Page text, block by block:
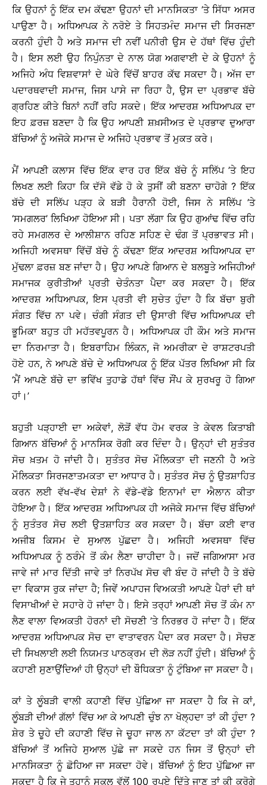
ਕਿ ਉਹਨਾਂ ਨੂੰ ਇੱਕ ਦਮ ਕੱਢਣਾ ਉਹਨਾਂ ਦੀ ਮਾਨਸਿਕਤਾ ’ਤੇ ਸਿੱਧਾ ਅਸਰ
ਪਾਉਣਾ ਹੈ। ਅਧਿਆਪਕ ਨੇ ਨਰੋਏ ਤੇ ਸਿਹਤਮੰਦ ਸਮਾਜ ਦੀ ਸਿਰਜਣਾ
ਕਰਨੀ ਹੁੰਦੀ ਹੈ ਅਤੇ ਸਮਾਜ ਦੀ ਨਵੀਂ ਪਨੀਰੀ ਉਸ ਦੇ ਹੱਥਾਂ ਵਿੱਚ ਹੁੰਦੀ
ਹੈ। ਇਸ ਲਈ ਉਹ ਨਿਪੁੰਨਤਾ ਦੇ ਨਾਲ ਯੋਗ ਅਗਵਾਈ ਦੇ ਕੇ ਉਹਨਾਂ ਨੂੰ
ਅਜਿਹੇ ਅੰਧ ਵਿਸ਼ਵਾਸਾਂ ਦੇ ਘੇਰੇ ਵਿੱਚੋਂ ਬਾਹਰ ਕੱਢ ਸਕਦਾ ਹੈ। ਅੱਜ ਦਾ
ਪਦਾਰਥਵਾਦੀ ਸਮਾਜ, ਜਿਸ ਪਾਸੇ ਜਾ ਰਿਹਾ ਹੈ, ਉਸ ਦਾ ਪ੍ਰਭਾਵ ਬੱਚੇ
ਗ੍ਰਹਿਣ ਕੀਤੇ ਬਿਨਾਂ ਨਹੀਂ ਰਹਿ ਸਕਦੇ। ਇੱਕ ਆਦਰਸ਼ ਅਧਿਆਪਕ ਦਾ
ਇਹ ਫ਼ਰਜ਼ ਬਣਦਾ ਹੈ ਕਿ ਉਹ ਆਪਣੀ ਸ਼ਖ਼ਸੀਅਤ ਦੇ ਪ੍ਰਭਾਵ ਦੁਆਰਾ
ਬੱਚਿਆਂ ਨੂੰ ਅਜੋਕੇ ਸਮਾਜ ਦੇ ਅਜਿਹੇ ਪ੍ਰਭਾਵ ਤੋਂ ਮੁਕਤ ਕਰੇ।
ਮੈਂ ਆਪਣੀ ਕਲਾਸ ਵਿੱਚ ਇੱਕ ਵਾਰ ਹਰ ਇੱਕ ਬੱਚੇ ਨੂੰ ਸਲਿੱਪ ’ਤੇ ਇਹ
ਲਿਖਣ ਲਈ ਕਿਹਾ ਕਿ ਦੱਸੋ ਵੱਡੇ ਹੋ ਕੇ ਤੁਸੀਂ ਕੀ ਬਣਨਾ ਚਾਹੋਗੇ ? ਇੱਕ
ਬੱਚੇ ਦੀ ਸਲਿੱਪ ਪੜ੍ਹ ਕੇ ਬੜੀ ਹੈਰਾਨੀ ਹੋਈ, ਜਿਸ ਨੇ ਸਲਿੱਪ ’ਤੇ
‘ਸਮਗਲਰ’ ਲਿਖਿਆ ਹੋਇਆ ਸੀ। ਪਤਾ ਲੱਗਾ ਕਿ ਉਹ ਗੁਆਂਢ ਵਿੱਚ ਰਹਿ
ਰਹੇ ਸਮਗਲਰ ਦੇ ਆਲੀਸ਼ਾਨ ਰਹਿਣ ਸਹਿਣ ਦੇ ਢੰਗ ਤੋਂ ਪ੍ਰਭਾਵਤ ਸੀ।
ਅਜਿਹੀ ਅਵਸਥਾ ਵਿੱਚੋਂ ਬੱਚੇ ਨੂੰ ਕੱਢਣਾ ਇੱਕ ਆਦਰਸ਼ ਅਧਿਆਪਕ ਦਾ
ਮੁੱਢਲਾ ਫ਼ਰਜ਼ ਬਣ ਜਾਂਦਾ ਹੈ। ਉਹ ਆਪਣੇ ਗਿਆਨ ਦੇ ਬਲਬੂਤੇ ਅਜਿਹੀਆਂ
ਸਮਾਜਕ ਕੁਰੀਤੀਆਂ ਪ੍ਰਤੀ ਚੇਤੰਨਤਾ ਪੈਦਾ ਕਰ ਸਕਦਾ ਹੈ। ਇੱਕ
ਆਦਰਸ਼ ਅਧਿਆਪਕ, ਇਸ ਪ੍ਰਤੀ ਵੀ ਸੁਚੇਤ ਹੁੰਦਾ ਹੈ ਕਿ ਬੱਚਾ ਬੁਰੀ
ਸੰਗਤ ਵਿੱਚ ਨਾ ਪਵੇ। ਚੰਗੀ ਸੰਗਤ ਦੀ ਉਸਾਰੀ ਵਿੱਚ ਅਧਿਆਪਕ ਦੀ
ਭੂਮਿਕਾ ਬਹੁਤ ਹੀ ਮਹੱਤਵਪੂਰਨ ਹੈ। ਅਧਿਆਪਕ ਹੀ ਕੌਮ ਅਤੇ ਸਮਾਜ
ਦਾ ਨਿਰਮਾਤਾ ਹੈ। ਇਬਰਾਹਿਮ ਲਿੰਕਨ, ਜੋ ਅਮਰੀਕਾ ਦੇ ਰਾਸ਼ਟਰਪਤੀ
ਹੋਏ ਹਨ, ਨੇ ਆਪਣੇ ਬੱਚੇ ਦੇ ਅਧਿਆਪਕ ਨੂੰ ਇੱਕ ਪੱਤਰ ਲਿਖਿਆ ਸੀ ਕਿ
‘ਮੈਂ ਆਪਣੇ ਬੱਚੇ ਦਾ ਭਵਿੱਖ ਤੁਹਾਡੇ ਹੱਥਾਂ ਵਿੱਚ ਸੌਂਪ ਕੇ ਸੁਰਖਰੂ ਹੋ ਗਿਆ
ਹਾਂ।’
ਬਹੁਤੀ ਪੜ੍ਹਾਈ ਦਾ ਅਕੇਵਾਂ, ਲੋੜੋਂ ਵੱਧ ਹੋਮ ਵਰਕ ਤੇ ਕੇਵਲ ਕਿਤਾਬੀ
ਗਿਆਨ ਬੱਚਿਆਂ ਨੂੰ ਮਾਨਸਿਕ ਰੋਗੀ ਕਰ ਦਿੰਦਾ ਹੈ। ਉਨ੍ਹਾਂ ਦੀ ਸੁਤੰਤਰ
ਸੋਚ ਖ਼ਤਮ ਹੋ ਜਾਂਦੀ ਹੈ। ਸੁਤੰਤਰ ਸੋਚ ਮੌਲਿਕਤਾ ਦੀ ਜਣਨੀ ਹੈ ਅਤੇ
ਮੌਲਿਕਤਾ ਸਿਰਜਣਾਤਮਕਤਾ ਦਾ ਆਧਾਰ ਹੈ। ਸੁਤੰਤਰ ਸੋਚ ਨੂੰ ਉਤਸ਼ਾਹਿਤ
ਕਰਨ ਲਈ ਵੱਖ-ਵੱਖ ਦੇਸ਼ਾਂ ਨੇ ਵੱਡੇ-ਵੱਡੇ ਇਨਾਮਾਂ ਦਾ ਐਲਾਨ ਕੀਤਾ
ਹੋਇਆ ਹੈ। ਇੱਕ ਆਦਰਸ਼ ਅਧਿਆਪਕ ਹੀ ਅਜੋਕੇ ਸਮਾਜ ਵਿੱਚ ਬੱਚਿਆਂ
ਨੂੰ ਸੁਤੰਤਰ ਸੋਚ ਲਈ ਉਤਸ਼ਾਹਿਤ ਕਰ ਸਕਦਾ ਹੈ। ਬੱਚਾ ਕਈ ਵਾਰ
ਅਜੀਬ ਕਿਸਮ ਦੇ ਸੁਆਲ ਪੁੱਛਦਾ ਹੈ। ਅਜਿਹੀ ਅਵਸਥਾ ਵਿੱਚ
ਅਧਿਆਪਕ ਨੂੰ ਠਰੰਮੇ ਤੋਂ ਕੰਮ ਲੈਣਾ ਚਾਹੀਦਾ ਹੈ। ਜਦੋਂ ਜਗਿਆਸਾ ਮਰ
ਜਾਵੇ ਜਾਂ ਮਾਰ ਦਿੱਤੀ ਜਾਵੇ ਤਾਂ ਨਿਰਪੱਖ ਸੋਚ ਵੀ ਬੰਦ ਹੋ ਜਾਂਦੀ ਹੈ ਤੇ ਬੱਚੇ
ਦਾ ਵਿਕਾਸ ਰੁਕ ਜਾਂਦਾ ਹੈ; ਜਿਵੇਂ ਅਪਾਹਜ ਵਿਅਕਤੀ ਆਪਣੇ ਪੈਰਾਂ ਦੀ ਥਾਂ
ਵਿਸਾਖੀਆਂ ਦੇ ਸਹਾਰੇ ਹੋ ਜਾਂਦਾ ਹੈ। ਇਸੇ ਤਰ੍ਹਾਂ ਆਪਣੀ ਸੋਚ ਤੋਂ ਕੰਮ ਨਾ
ਲੈਣ ਵਾਲਾ ਵਿਅਕਤੀ ਹੋਰਨਾਂ ਦੀ ਸੋਚਣੀ ’ਤੇ ਨਿਰਭਰ ਹੋ ਜਾਂਦਾ ਹੈ। ਇੱਕ
ਆਦਰਸ਼ ਅਧਿਆਪਕ ਸੋਚ ਦਾ ਵਾਤਾਵਰਨ ਪੈਦਾ ਕਰ ਸਕਦਾ ਹੈ। ਸੋਚਣ
ਦੀ ਸਿਖਲਾਈ ਲਈ ਨਿਯਮਤ ਪਾਠਕ੍ਰਮ ਦੀ ਲੋੜ ਨਹੀਂ ਹੁੰਦੀ। ਬੱਚਿਆਂ ਨੂੰ
ਕਹਾਣੀ ਸੁਣਾਉਂਦਿਆਂ ਹੀ ਉਨ੍ਹਾਂ ਦੀ ਬੌਧਿਕਤਾ ਨੂੰ ਟੁੰਬਿਆ ਜਾ ਸਕਦਾ ਹੈ।
ਕਾਂ ਤੇ ਲੂੰਬੜੀ ਵਾਲੀ ਕਹਾਣੀ ਵਿੱਚ ਪੁੱਛਿਆ ਜਾ ਸਕਦਾ ਹੈ ਕਿ ਜੇ ਕਾਂ,
ਲੂੰਬੜੀ ਦੀਆਂ ਗੱਲਾਂ ਵਿੱਚ ਆ ਕੇ ਆਪਣੀ ਚੁੰਝ ਨਾ ਖੋਲ੍ਹਦਾ ਤਾਂ ਕੀ ਹੁੰਦਾ ?
ਸ਼ੇਰ ਤੇ ਚੂਹੇ ਦੀ ਕਹਾਣੀ ਵਿੱਚ ਜੇ ਚੂਹਾ ਜਾਲ ਨਾ ਕੱਟਦਾ ਤਾਂ ਕੀ ਹੁੰਦਾ ?
ਬੱਚਿਆਂ ਤੋਂ ਅਜਿਹੇ ਸੁਆਲ ਪੁੱਛੇ ਜਾ ਸਕਦੇ ਹਨ ਜਿਸ ਤੋਂ ਉਨ੍ਹਾਂ ਦੀ
ਮਾਨਸਿਕਤਾ ਨੂੰ ਛੋਹਿਆ ਜਾ ਸਕਦਾ ਹੋਵੇ। ਬੱਚਿਆਂ ਨੂੰ ਇਹ ਪੁੱਛਿਆ ਜਾ
ਸਕਦਾ ਹੈ ਕਿ ਜੇ ਤੁਹਾਨੂੰ ਸਕੂਲ ਵੱਲੋਂ 100 ਰੁਪਏ ਦਿੱਤੇ ਜਾਣ ਤਾਂ ਕੀ ਕਰੋਗੇ